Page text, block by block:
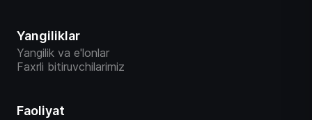
Yangiliklar
Yangilik va e'lonlar
Faxrli bitiruvchilarimiz
Faoliyat